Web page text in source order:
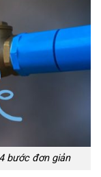
bước đơn giản